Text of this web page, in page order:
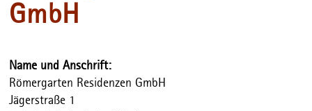
GmbH
Name und Anschrift:
Römergarten Residenzen GmbH
Jägerstraße 1